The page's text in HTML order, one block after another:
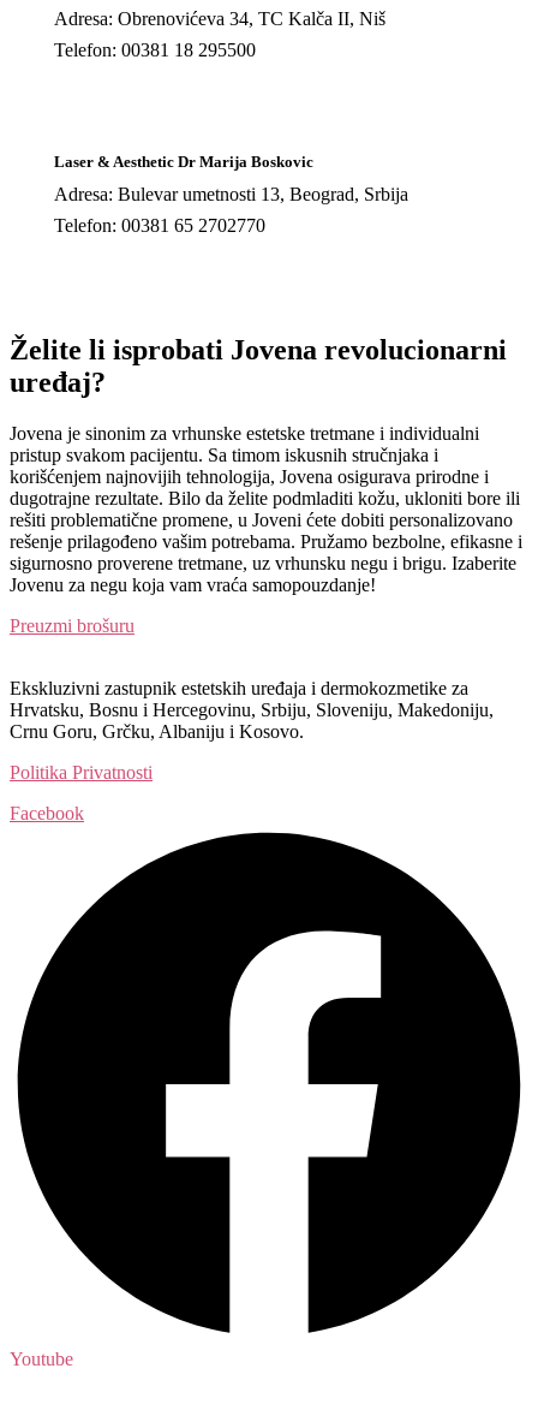
Adresa: Obrenovićeva 34, TC Kalča II, Niš
Telefon: 00381 18 295500
Laser & Aesthetic Dr Marija Boskovic
Adresa: Bulevar umetnosti 13, Beograd, Srbija
Telefon: 00381 65 2702770
Želite li isprobati Jovena revolucionarni
uređaj?
Jovena je sinonim za vrhunske estetske tretmane i individualni
pristup svakom pacijentu. Sa timom iskusnih stručnjaka i
korišćenjem najnovijih tehnologija, Jovena osigurava prirodne i
dugotrajne rezultate. Bilo da želite podmladiti kožu, ukloniti bore ili
rešiti problematične promene, u Joveni ćete dobiti personalizovano
rešenje prilagođeno vašim potrebama. Pružamo bezbolne, efikasne i
sigurnosno proverene tretmane, uz vrhunsku negu i brigu. Izaberite
Jovenu za negu koja vam vraća samopouzdanje!
Preuzmi brošuru
Ekskluzivni zastupnik estetskih uređaja i dermokozmetike za
Hrvatsku, Bosnu i Hercegovinu, Srbiju, Sloveniju, Makedoniju,
Crnu Goru, Grčku, Albaniju i Kosovo.​​
Politika Privatnosti
Facebook
Youtube